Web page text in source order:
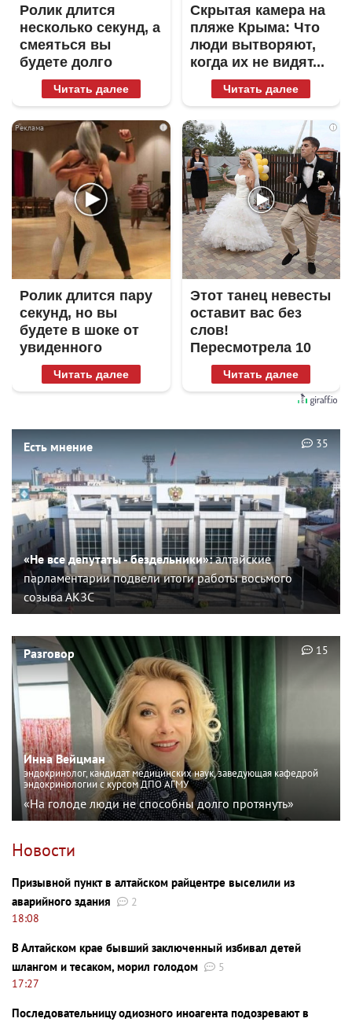
Ролик длится
несколько секунд, а
смеяться вы
будете долго
Читать далее
Скрытая камера на
пляже Крыма: Что
люди вытворяют,
когда их не видят...
Читать далее
i
Ролик длится пару
секунд, но вы
будете в шоке от
увиденного
Читать далее
i
Этот танец невесты
оставит вас без
слов!
Пересмотрела 10
раз
Читать далее
Есть мнение
«Не все депутаты - бездельники»:алтайские
парламентарии подвели итоги работы восьмого
созыва АКЗС
35
Разговор
Инна Вейцман
эндокринолог, кандидат медицинских наук, заведующая кафедрой
эндокринологии с курсом ДПО АГМУ
«На голоде люди не способны долго протянуть»
15
Новости
Призывной пункт в алтайском райцентре выселили из
аварийного здания
2
18:08
В Алтайском крае бывший заключенный избивал детей
шлангом и тесаком, морил голодом
5
17:27
Последовательницу одиозного иноагента подозревают в